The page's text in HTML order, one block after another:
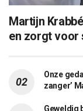
Martijn
en zorgt voor
Onze
zanger’
Geweldig